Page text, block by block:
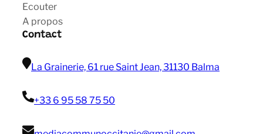
Ecouter
A propos
Contact
La Grainerie, 61 rue Saint Jean, 31130 Balma
+33 6 95 58 75 50